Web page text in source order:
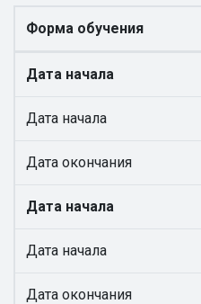
Форма обучения
Дата начала
Дата начала
Дата окончания
Дата начала
Дата начала
Дата окончания